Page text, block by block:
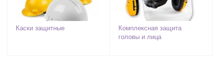
Каски защитные
Комплексная защита
головы и лица